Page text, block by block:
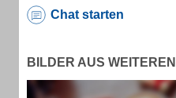
Chat starten
BILDER AUS